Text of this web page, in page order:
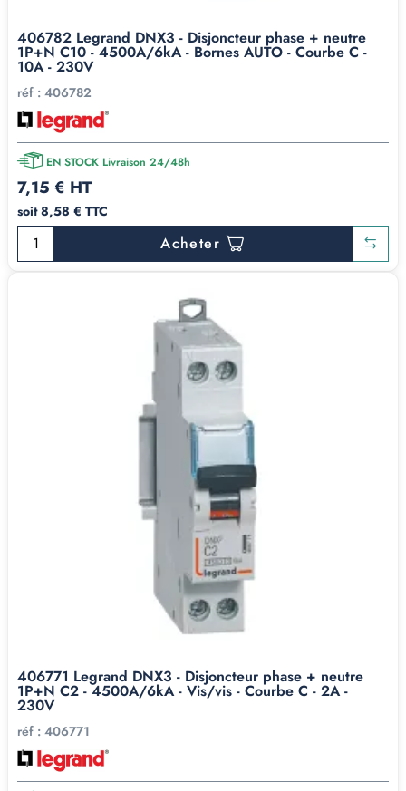
406782 Legrand DNX3 - Disjoncteur phase + neutre
1P+N C10 - 4500A/6kA - Bornes AUTO - Courbe C -
10A - 230V
réf : 406782
EN STOCK Livraison 24/48h
7,15 € HT
soit 8,58 € TTC
Acheter
406771 Legrand DNX3 - Disjoncteur phase + neutre
1P+N C2 - 4500A/6kA - Vis/vis - Courbe C - 2A -
230V
réf : 406771